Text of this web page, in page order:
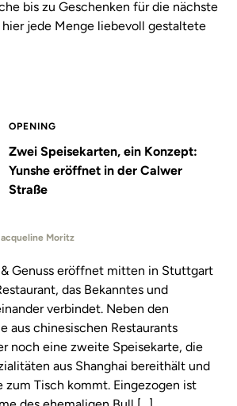
bis zu Geschenken für die nächste
hier jede Menge liebevoll gestaltete
OPENING
Zwei Speisekarten, ein Konzept:
Yunshe eröffnet in der Calwer
Straße
Moritz
Genuss eröffnet mitten in Stuttgart
das Bekanntes und
verbindet. Neben den
aus chinesischen Restaurants
noch eine zweite Speisekarte, die
aus Shanghai bereithält und
zum Tisch kommt. Eingezogen ist